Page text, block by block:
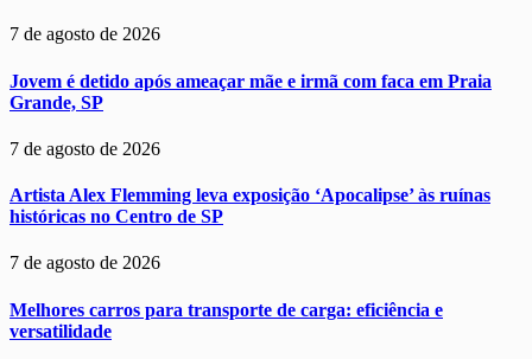
7 de agosto de 2026
Jovem é detido após ameaçar mãe e irmã com faca em Praia
Grande, SP
7 de agosto de 2026
Artista Alex Flemming leva exposição ‘Apocalipse’ às ruínas
históricas no Centro de SP
7 de agosto de 2026
Melhores carros para transporte de carga: eficiência e
versatilidade